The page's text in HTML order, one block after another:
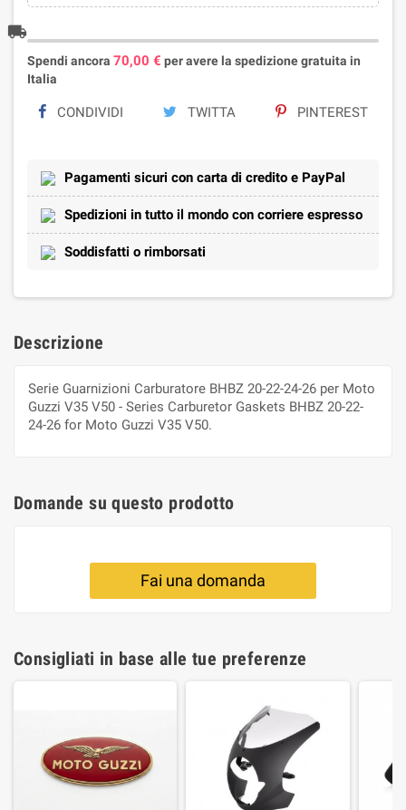
local_shipping
Spendi ancora 70,00 € per avere la spedizione gratuita in
Italia
CONDIVIDI TWITTA PINTEREST
Pagamenti sicuri con carta di credito e PayPal
Spedizioni in tutto il mondo con corriere espresso
Soddisfatti o rimborsati
Descrizione
Serie Guarnizioni Carburatore BHBZ 20-22-24-26 per Moto
Guzzi V35 V50 - Series Carburetor Gaskets BHBZ 20-22-
24-26 for Moto Guzzi V35 V50.
Domande su questo prodotto
Fai una domanda
Consigliati in base alle tue preferenze